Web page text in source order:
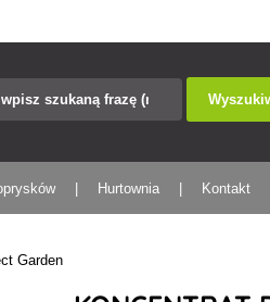
Hurtownia Kontakt
Garden